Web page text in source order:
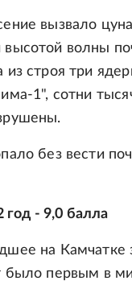
вызвало
высотой волны
из строя три
1", сотни
без вести
год - 9,0 балла
на Камчатке
было первым в